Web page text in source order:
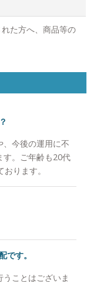
た方へ、商品等の
、今後の運用に不
す。ご年齢も20代
ります。
です。
ことはございま